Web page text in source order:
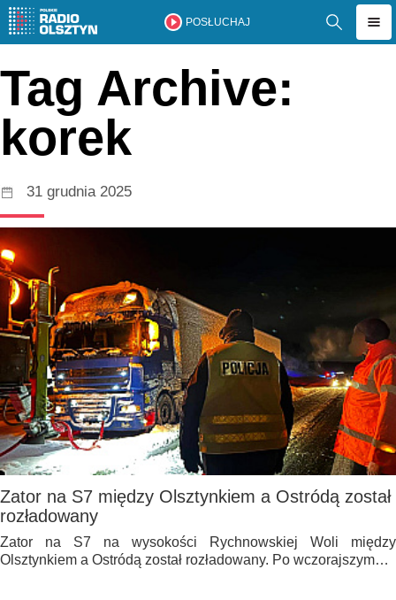
POSŁUCHAJ
Tag Archive:
korek
31 grudnia 2025
Zator na S7 między Olsztynkiem a Ostródą został
rozładowany
Zator na S7 na wysokości Rychnowskiej Woli między
Olsztynkiem a Ostródą został rozładowany. Po wczorajszym…